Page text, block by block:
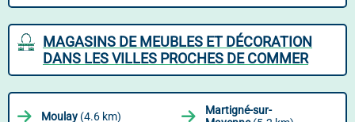
MAGASINS DE MEUBLES ET DÉCORATION
DANS LES VILLES PROCHES DE COMMER
Moulay (4.6 km)
Martigné-sur-